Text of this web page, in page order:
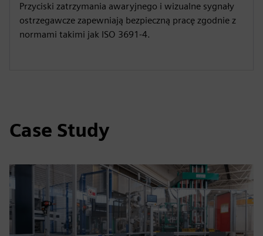
Przyciski zatrzymania awaryjnego i wizualne sygnały
ostrzegawcze zapewniają bezpieczną pracę zgodnie z
normami takimi jak ISO 3691-4.
Case Study